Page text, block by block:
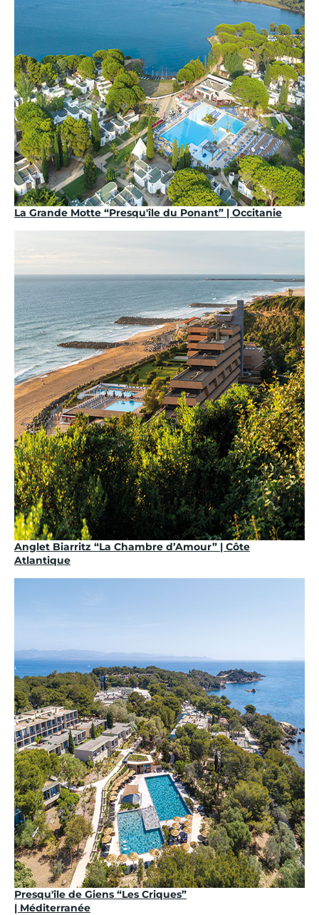
La Grande Motte “Presqu'île du Ponant” | Occitanie
Anglet Biarritz “La Chambre d’Amour” | Côte
Atlantique
Presqu'île de Giens “Les Criques”
| Méditerranée